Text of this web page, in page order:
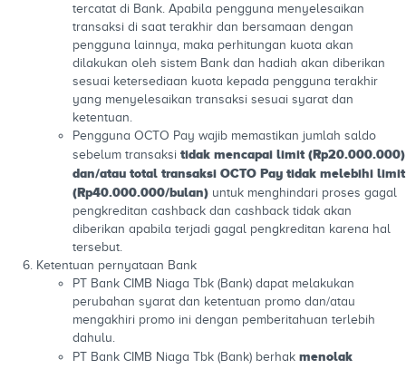
tercatat di Bank. Apabila pengguna menyelesaikan
transaksi di saat terakhir dan bersamaan dengan
pengguna lainnya, maka perhitungan kuota akan
dilakukan oleh sistem Bank dan hadiah akan diberikan
sesuai ketersediaan kuota kepada pengguna terakhir
yang menyelesaikan transaksi sesuai syarat dan
ketentuan.
Pengguna OCTO Pay wajib memastikan jumlah saldo
sebelum transaksi tidak mencapai limit (Rp20.000.000)
dan/atau total transaksi OCTO Pay tidak melebihi limit
(Rp40.000.000/bulan) untuk menghindari proses gagal
pengkreditan cashback dan cashback tidak akan
diberikan apabila terjadi gagal pengkreditan karena hal
tersebut.
Ketentuan pernyataan Bank
PT Bank CIMB Niaga Tbk (Bank) dapat melakukan
perubahan syarat dan ketentuan promo dan/atau
mengakhiri promo ini dengan pemberitahuan terlebih
dahulu.
PT Bank CIMB Niaga Tbk (Bank) berhak menolak